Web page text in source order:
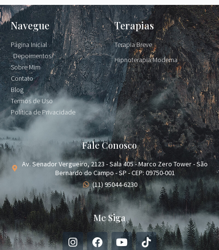
Navegue
Página Inicial
Depoimentos
Sobre Mim
Contato
Blog
Termos de Uso
Política de Privacidade
Terapias
Terapia Breve
Hipnoterapia Moderna
Fale Conosco
Av. Senador Vergueiro, 2123 - Sala 405 - Marco Zero Tower - São
Bernardo do Campo - SP - CEP: 09750-001
(11) 95044-6230
Me Siga